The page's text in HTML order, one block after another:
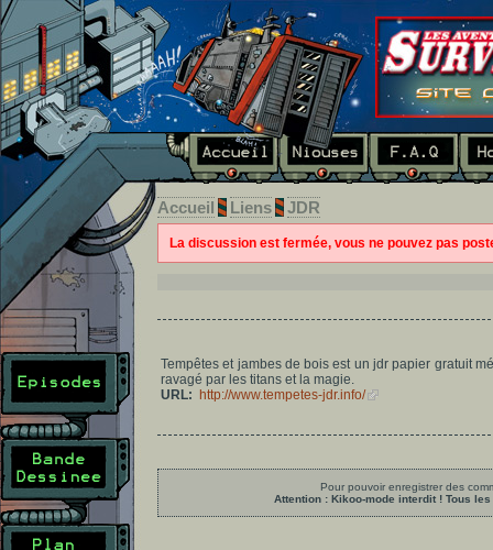
Accueil Liens JDR
La discussion est fermée, vous ne pouvez pas
Tempêtes et jambes de bois est un jdr papier gratuit
ravagé par les titans et la magie.
URL:
http://www.tempetes-jdr.info/
Pour pouvoir enregistrer des
Attention : Kikoo-mode interdit ! Tous